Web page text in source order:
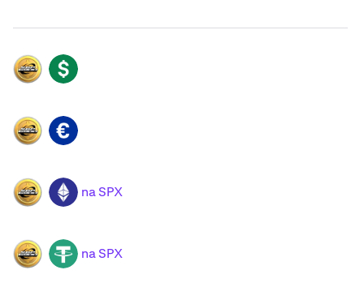
SPX USD
SPX EUR
SPX ETH na SPX
SPX USDT na SPX